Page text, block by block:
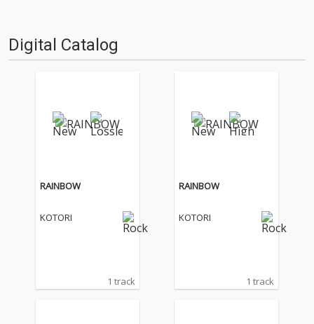
は…'''1.過去作の最新リマスター
音源 2.これまで未配信…
のパフォーマンス…
Digital Catalog
RAINBOW
KOTORI
1 track
RAINBOW
KOTORI
1 track